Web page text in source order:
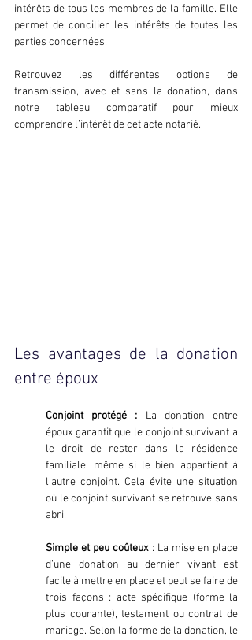
intérêts de tous les membres de la famille. Elle
permet de concilier les intérêts de toutes les
parties concernées.
Retrouvez les différentes options de
transmission, avec et sans la donation, dans
notre tableau comparatif pour mieux
comprendre l’intérêt de cet acte notarié.
Les avantages de la donation
entre époux
Conjoint protégé : La donation entre
époux garantit que le conjoint survivant a
le droit de rester dans la résidence
familiale, même si le bien appartient à
l'autre conjoint. Cela évite une situation
où le conjoint survivant se retrouve sans
abri.
Simple et peu coûteux : La mise en place
d’une donation au dernier vivant est
facile à mettre en place et peut se faire de
trois façons : acte spécifique (forme la
plus courante), testament ou contrat de
mariage. Selon la forme de la donation, le